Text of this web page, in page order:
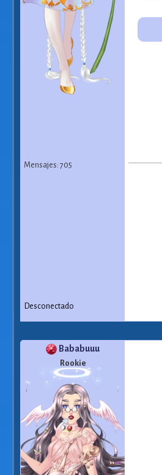
Mensajes: 705
Desconectado
Bababuuu
Rookie